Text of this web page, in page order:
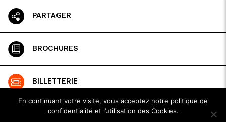
PARTAGER
BROCHURES
BILLETTERIE
ESPACE PRO
En continuant votre visite, vous acceptez notre politique de
confidentialité et l’utilisation des Cookies.